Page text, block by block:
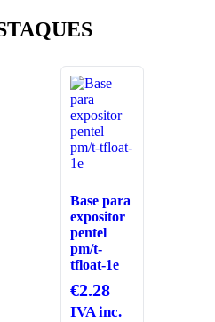
Base para
expositor
pentel
pm/t-
tfloat-1e
€2.28
IVA inc.